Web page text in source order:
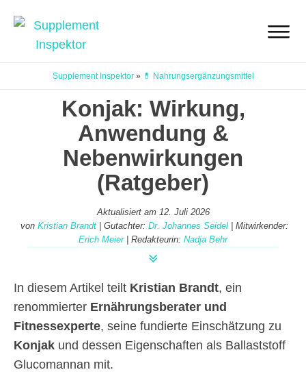
Supplement Inspektor» 💊 Nahrungsergänzungsmittel
Konjak: Wirkung,
Anwendung &
Nebenwirkungen
(Ratgeber)
Aktualisiert am 12. Juli 2026
von Kristian Brandt | Gutachter: Dr. Johannes Seidel | Mitwirkender:
Erich Meier| Redakteurin: Nadja Behr
In diesem Artikel teilt Kristian Brandt, ein
renommierter Ernährungsberater und
Fitnessexperte, seine fundierte Einschätzung zu
Konjak und dessen Eigenschaften als Ballaststoff
Glucomannan mit.